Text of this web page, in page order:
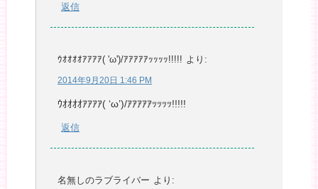
返信
ｳｵｵｵｵｱｱｱｱ( 'ω')/ｱｱｱｱｱｯｯｯｯ!!!!! より:
2014年9月20日 1:46 PM
ｳｵｵｵｵｱｱｱｱ( ‘ω’)/ｱｱｱｱｱｯｯｯｯ!!!!!
返信
名無しのラブライバー より: